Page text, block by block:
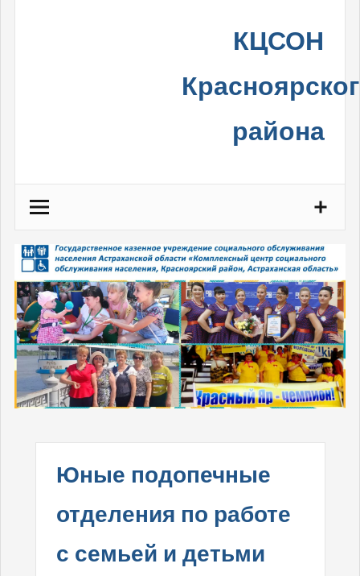
КЦСОН
района
Юные подопечные
отделения по работе
с семьей и детьми